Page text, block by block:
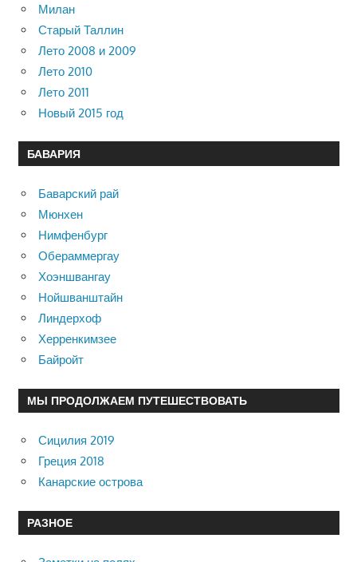
Милан
Старый Таллин
Лето 2008 и 2009
Лето 2010
Лето 2011
Новый 2015 год
БАВАРИЯ
Баварский рай
Мюнхен
Нимфенбург
Обераммергау
Хоэншвангау
Нойшванштайн
Линдерхоф
Херренкимзее
Байройт
МЫ ПРОДОЛЖАЕМ ПУТЕШЕСТВОВАТЬ
Сицилия 2019
Греция 2018
Канарские острова
РАЗНОЕ